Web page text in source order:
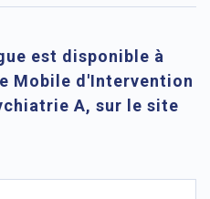
est disponible à
Mobile d'Intervention
A, sur le site